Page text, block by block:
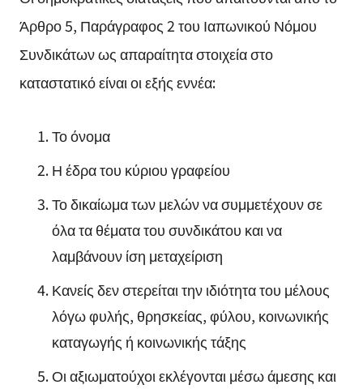
Άρθρο 5, Παράγραφος 2 του Ιαπωνικού Νόμου
Συνδικάτων ως απαραίτητα στοιχεία στο
καταστατικό είναι οι εξής εννέα:
Το όνομα
Η έδρα του κύριου γραφείου
Το δικαίωμα των μελών να συμμετέχουν σε
όλα τα θέματα του συνδικάτου και να
λαμβάνουν ίση μεταχείριση
Κανείς δεν στερείται την ιδιότητα του μέλους
λόγω φυλής, θρησκείας, φύλου, κοινωνικής
καταγωγής ή κοινωνικής τάξης
Οι αξιωματούχοι εκλέγονται μέσω άμεσης και